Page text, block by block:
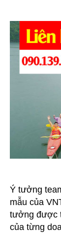
Ý tưởng
mẫu của
tưởng được
của từng